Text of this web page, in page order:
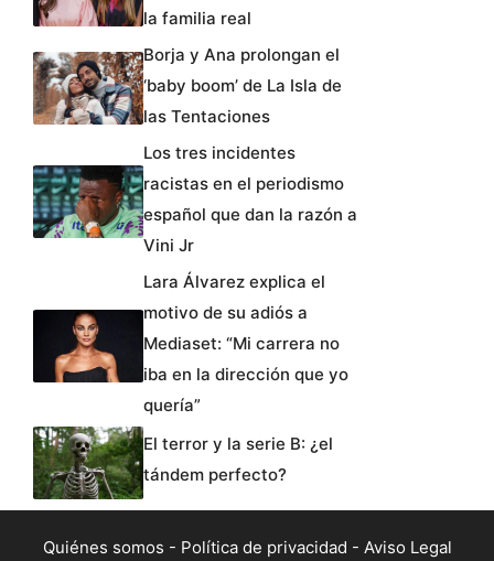
la familia real
Borja y Ana prolongan el
‘baby boom’ de La Isla de
las Tentaciones
Los tres incidentes
racistas en el periodismo
español que dan la razón a
Vini Jr
Lara Álvarez explica el
motivo de su adiós a
Mediaset: “Mi carrera no
iba en la dirección que yo
quería”
El terror y la serie B: ¿el
tándem perfecto?
Quiénes somos - Política de privacidad - Aviso Legal